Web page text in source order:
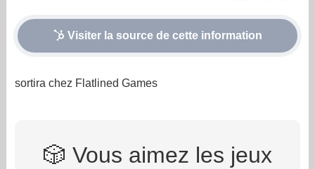
Visiter la source de cette information
sortira chez Flatlined Games
🎲 Vous aimez les jeux